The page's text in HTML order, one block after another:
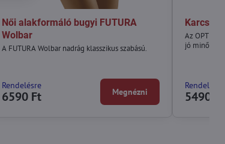
Női alakformáló bugyi FUTURA
Wolbar
A FUTURA Wolbar nadrág klasszikus szabású.
Rendelésre
6590 Ft Megnézni
Az
jó
Rendelésre
5490 Ft